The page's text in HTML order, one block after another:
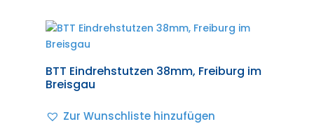
BTT Eindrehstutzen 38mm, Freiburg im
Breisgau
Zur Wunschliste hinzufügen